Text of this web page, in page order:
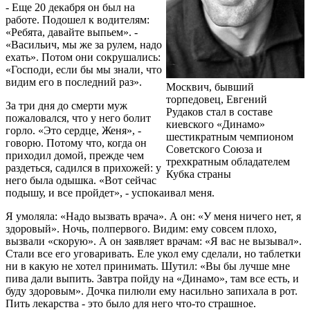
Москвич, бывший
торпедовец, Евгений
Рудаков стал в составе
киевского «Динамо»
шестикратным чемпионом
Советского Союза и
трехкратным обладателем
Кубка страны
- Еще 20 декабря он был на
работе. Подошел к водителям:
«Ребята, давайте выпьем». -
«Васильич, мы же за рулем, надо
ехать». Потом они сокрушались:
«Господи, если бы мы знали, что
видим его в последний раз».
За три дня до смерти муж
пожаловался, что у него болит
горло. «Это сердце, Женя», -
говорю. Потому что, когда он
приходил домой, прежде чем
раздеться, садился в прихожей: у
него была одышка. «Вот сейчас
подышу, и все пройдет», - успокаивал меня.
Я умоляла: «Надо вызвать врача». А он: «У меня ничего нет, я
здоровый». Ночь, полпервого. Видим: ему совсем плохо,
вызвали «скорую». А он заявляет врачам: «Я вас не вызывал».
Стали все его уговаривать. Еле укол ему сделали, но таблетки
ни в какую не хотел принимать. Шутил: «Вы бы лучше мне
пива дали выпить. Завтра пойду на «Динамо», там все есть, и
буду здоровым». Дочка пилюли ему насильно запихала в рот.
Пить лекарства - это было для него что-то страшное.